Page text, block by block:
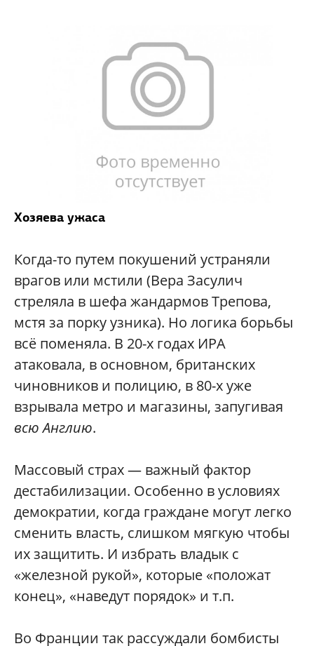
Хозяева ужаса
Когда-то путем покушений устраняли
врагов или мстили (Вера Засулич
стреляла в шефа жандармов Трепова,
мстя за порку узника). Но логика борьбы
всё поменяла. В 20-х годах ИРА
атаковала, в основном, британских
чиновников и полицию, в 80-х уже
взрывала метро и магазины, запугивая
всю Англию.
Массовый страх — важный фактор
дестабилизации. Особенно в условиях
демократии, когда граждане могут легко
сменить власть, слишком мягкую чтобы
их защитить. И избрать владык с
«железной рукой», которые «положат
конец», «наведут порядок» и т.п.
Во Франции так рассуждали бомбисты